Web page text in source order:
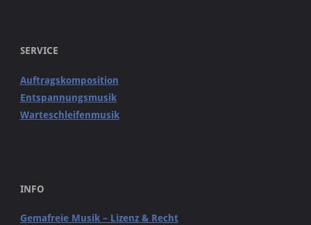
SERVICE
Auftragskomposition
Entspannungsmusik
Warteschleifenmusik
INFO
Gemafreie Musik – Lizenz & Recht